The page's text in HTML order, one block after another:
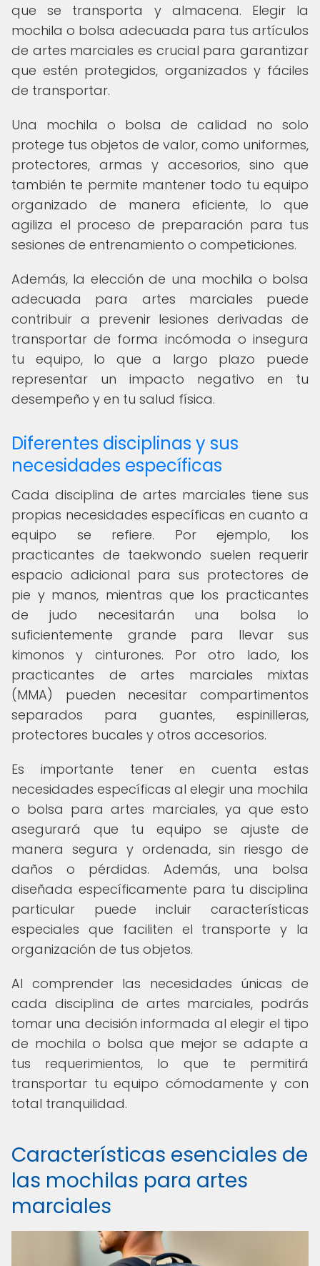
que se transporta y almacena. Elegir la
mochila o bolsa adecuada para tus artículos
de artes marciales es crucial para garantizar
que estén protegidos, organizados y fáciles
de transportar.
Una mochila o bolsa de calidad no solo
protege tus objetos de valor, como uniformes,
protectores, armas y accesorios, sino que
también te permite mantener todo tu equipo
organizado de manera eficiente, lo que
agiliza el proceso de preparación para tus
sesiones de entrenamiento o competiciones.
Además, la elección de una mochila o bolsa
adecuada para artes marciales puede
contribuir a prevenir lesiones derivadas de
transportar de forma incómoda o insegura
tu equipo, lo que a largo plazo puede
representar un impacto negativo en tu
desempeño y en tu salud física.
Diferentes disciplinas y sus
necesidades específicas
Cada disciplina de artes marciales tiene sus
propias necesidades específicas en cuanto a
equipo se refiere. Por ejemplo, los
practicantes de taekwondo suelen requerir
espacio adicional para sus protectores de
pie y manos, mientras que los practicantes
de judo necesitarán una bolsa lo
suficientemente grande para llevar sus
kimonos y cinturones. Por otro lado, los
practicantes de artes marciales mixtas
(MMA) pueden necesitar compartimentos
separados para guantes, espinilleras,
protectores bucales y otros accesorios.
Es importante tener en cuenta estas
necesidades específicas al elegir una mochila
o bolsa para artes marciales, ya que esto
asegurará que tu equipo se ajuste de
manera segura y ordenada, sin riesgo de
daños o pérdidas. Además, una bolsa
diseñada específicamente para tu disciplina
particular puede incluir características
especiales que faciliten el transporte y la
organización de tus objetos.
Al comprender las necesidades únicas de
cada disciplina de artes marciales, podrás
tomar una decisión informada al elegir el tipo
de mochila o bolsa que mejor se adapte a
tus requerimientos, lo que te permitirá
transportar tu equipo cómodamente y con
total tranquilidad.
Características esenciales de
las mochilas para artes
marciales